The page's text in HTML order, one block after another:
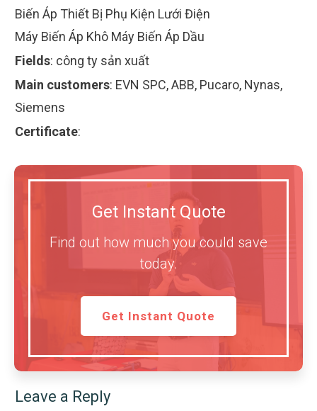
Biến Áp Thiết Bị Phụ Kiện Lưới Điện
Máy Biến Áp Khô Máy Biến Áp Dầu
Fields: công ty sản xuất
Main customers: EVN SPC, ABB, Pucaro, Nynas,
Siemens
Certificate:
Get Instant Quote
Find out how much you could save
today.
Get Instant Quote
Leave a Reply